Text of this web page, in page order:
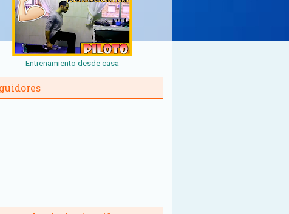
Entrenamiento desde casa